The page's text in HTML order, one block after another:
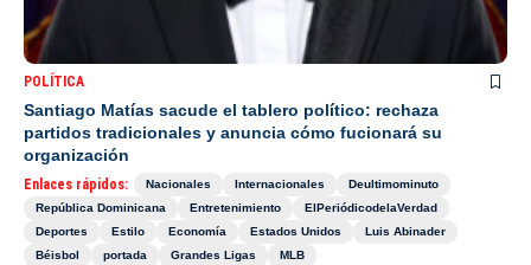
POLÍTICA
Santiago Matías sacude el tablero político: rechaza
partidos tradicionales y anuncia cómo fucionará su
organización
Enlaces rápidos: Nacionales Internacionales
Deultimominuto
República Dominicana
Entretenimiento
ElPeriódicodelaVerdad
Deportes
Estilo Economía Estados Unidos
Luis Abinader
Béisbol
portada Grandes Ligas MLB